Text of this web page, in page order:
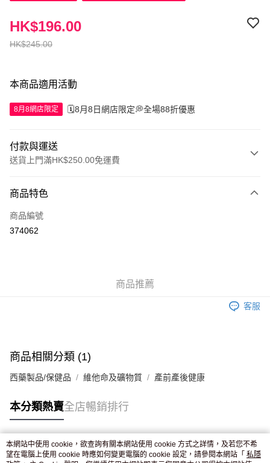
HK$245.00
HK$196.00
本商品適用活動
8月8網店限定 🗓️8月8日網店限定💭全場88折優惠
付款與運送
送貨上門滿HK$250.00免運費
信用卡
Apple Pay
付款後門市自取，訂單確認後2-4個工作天到店，7天內取。逾期後
商品特色
商品編號
374062
商品推薦
客服
商品相關分類 (1)
西藥製品/保健品 維他命及礦物質 產前產後健康
本分類熱賣全店暢銷排行
熱門標籤
本網站中使用 cookie，欲查詢有關本網站使用 cookie 方式之詳情，及若您不希
望在電腦上使用 cookie 時應如何變更電腦的 cookie 設定，請參閱本網站「 私隱